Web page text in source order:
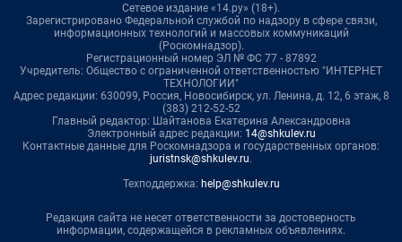
Сетевое издание «14.ру» (18+).
Зарегистрировано Федеральной службой по надзору в сфере связи,
информационных технологий и массовых коммуникаций
(Роскомнадзор).
Регистрационный номер ЭЛ № ФС 77 - 87892
Учредитель: Общество с ограниченной ответственностью "ИНТЕРНЕТ
ТЕХНОЛОГИИ"
Адрес редакции: 630099, Россия, Новосибирск, ул. Ленина, д. 12, 6 этаж, 8
(383) 212-52-52
Главный редактор: Шайтанова Екатерина Александровна
Электронный адрес редакции: 14@shkulev.ru
Контактные данные для Роскомнадзора и государственных органов:
juristnsk@shkulev.ru.
Техподдержка: help@shkulev.ru
Редакция сайта не несет ответственности за достоверность
информации, содержащейся в рекламных объявлениях.